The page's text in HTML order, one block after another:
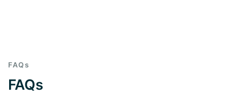
FAQs
FAQs